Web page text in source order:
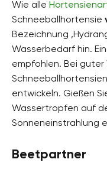
Wie alle
Schneeballhortensie
Bezeichnung
Wasserbedarf hin.
empfohlen. Bei guter
entwickeln. Gießen
Wassertropfen auf
Sonneneinstrahlung
Beetpartner